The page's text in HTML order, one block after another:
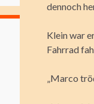
dennoch
Klein war
Fahrrad
„Marco